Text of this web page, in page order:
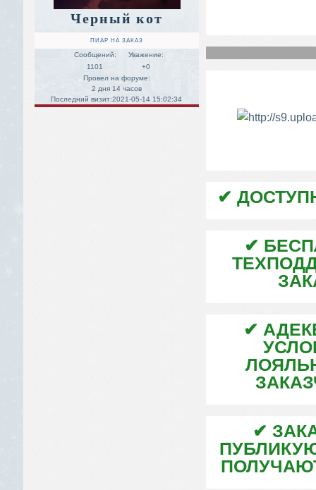
Черный кот
ПИАР НА ЗАКАЗ
Сообщений:
1101
Уважение:
+0
Провел на форуме:
2 дня 14 часов
Последний визит:2021-05-14 15:02:34
✔
✔
✔
✔